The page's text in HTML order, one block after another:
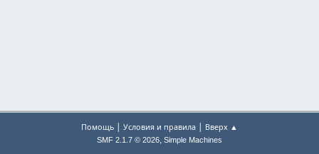
Помощь | Условия и правила | Вверх ▲
SMF 2.1.7 © 2026, Simple Machines